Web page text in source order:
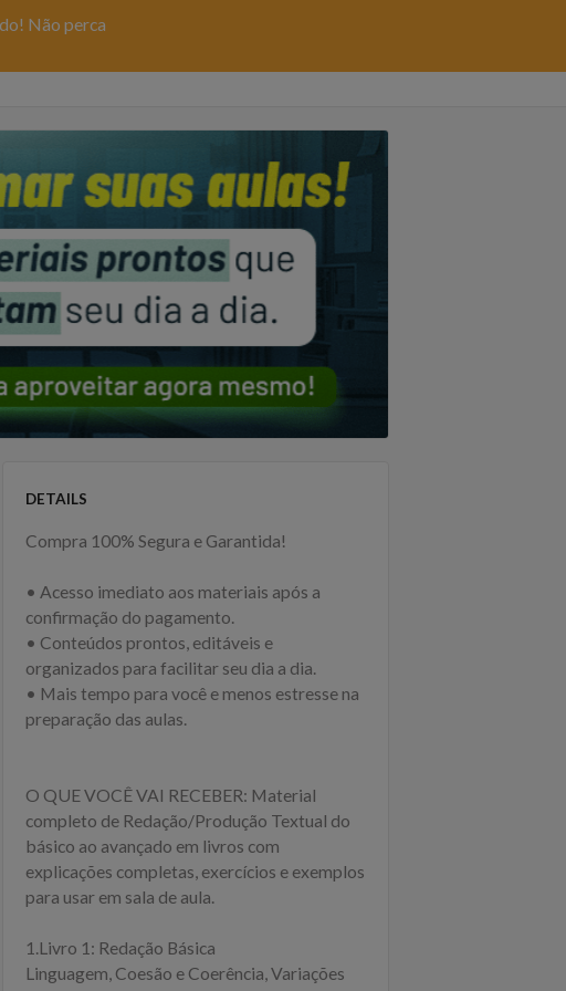
Não perca
DETAILS
Compra 100% Segura e Garantida!
• Acesso imediato aos materiais após a
confirmação do pagamento.
• Conteúdos prontos, editáveis e
organizados para facilitar seu dia a dia.
• Mais tempo para você e menos estresse na
preparação das aulas.
O QUE VOCÊ VAI RECEBER: Material
completo de Redação/Produção Textual do
básico ao avançado em livros com
explicações completas, exercícios e exemplos
para usar em sala de aula.
1.Livro 1: Redação Básica
Linguagem, Coesão e Coerência, Variações